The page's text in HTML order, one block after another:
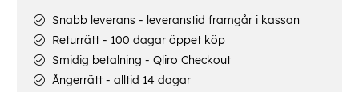
Snabb leverans - leveranstid framgår i kassan
Returrätt - 100 dagar öppet köp
Smidig betalning - Qliro Checkout
Ångerrätt - alltid 14 dagar